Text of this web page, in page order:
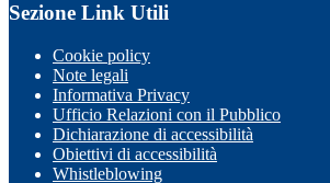
Sezione Link Utili
Cookie policy
Note legali
Informativa Privacy
Ufficio Relazioni con il Pubblico
Dichiarazione di accessibilità
Obiettivi di accessibilità
Whistleblowing